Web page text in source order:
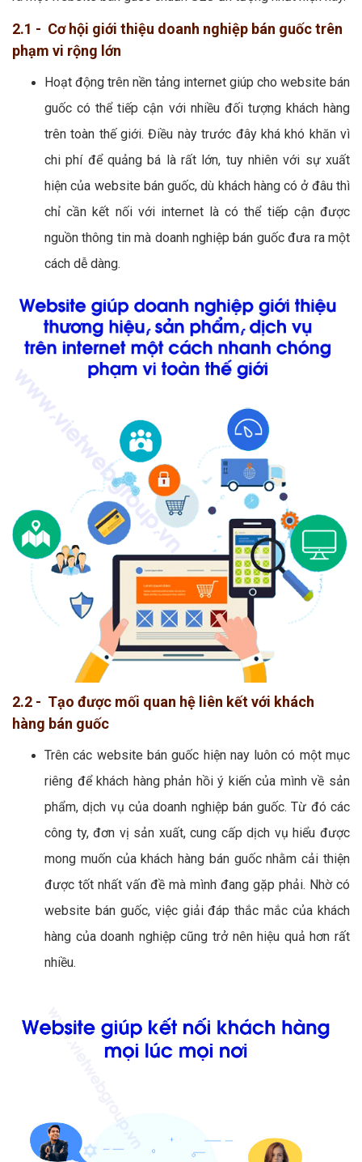
2.1 - Cơ hội giới thiệu doanh nghiệp bán guốc trên
phạm vi rộng lớn
Hoạt động trên nền tảng internet giúp cho website bán
guốc có thể tiếp cận với nhiều đối tượng khách hàng
trên toàn thế giới. Điều này trước đây khá khó khăn vì
chi phí để quảng bá là rất lớn, tuy nhiên với sự xuất
hiện của website bán guốc, dù khách hàng có ở đâu thì
chỉ cần kết nối với internet là có thể tiếp cận được
nguồn thông tin mà doanh nghiệp bán guốc đưa ra một
cách dễ dàng.
2.2 - Tạo được mối quan hệ liên kết với khách
hàng bán guốc
Trên các website bán guốc hiện nay luôn có một mục
riêng để khách hàng phản hồi ý kiến của mình về sản
phẩm, dịch vụ của doanh nghiệp bán guốc. Từ đó các
công ty, đơn vị sản xuất, cung cấp dịch vụ hiểu được
mong muốn của khách hàng bán guốc nhằm cải thiện
được tốt nhất vấn đề mà mình đang gặp phải. Nhờ có
website bán guốc, việc giải đáp thắc mắc của khách
hàng của doanh nghiệp cũng trở nên hiệu quả hơn rất
nhiều.